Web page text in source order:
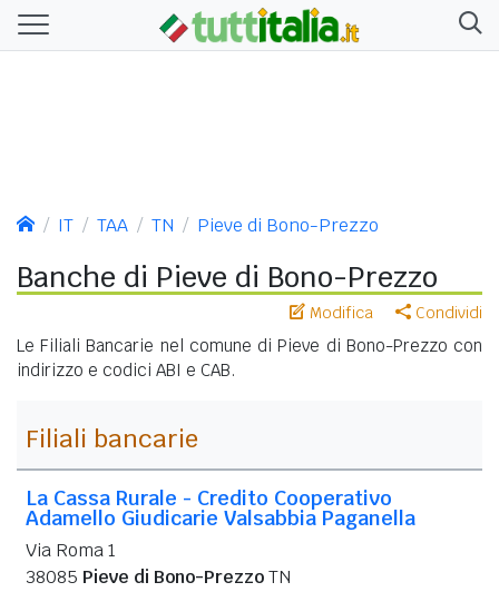
IT TAA TN Pieve di Bono-Prezzo
Banche di Pieve di Bono-Prezzo
Modifica Condividi
Le Filiali Bancarie nel comune di Pieve di Bono-Prezzo con
indirizzo e codici ABI e CAB.
Filiali bancarie
La Cassa Rurale - Credito Cooperativo
Adamello Giudicarie Valsabbia Paganella
Via Roma 1
38085 Pieve di Bono-PrezzoTN